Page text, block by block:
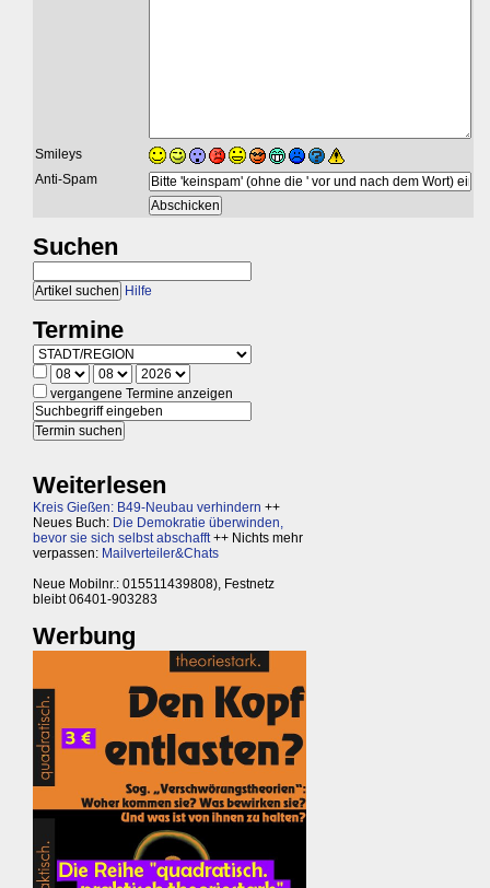
Smileys
Anti-Spam
Suchen
Hilfe
Termine
vergangene Termine anzeigen
Weiterlesen
Kreis Gießen: B49-Neubau verhindern ++
Neues Buch: Die Demokratie überwinden,
bevor sie sich selbst abschafft++ Nichts mehr
verpassen: Mailverteiler&Chats
Neue Mobilnr.: 015511439808), Festnetz
bleibt 06401-903283
Werbung